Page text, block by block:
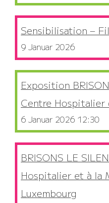
Sensibilisation –
9 Januar 2026
Exposition
Centre Hospitalier
6 Januar 2026 12:30
BRISONS LE
Hospitalier et à la
Luxembourg